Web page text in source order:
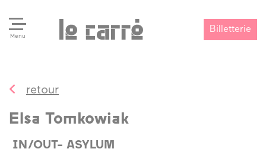
Menu
Billetterie
retour
Elsa Tomkowiak
IN/OUT- ASYLUM